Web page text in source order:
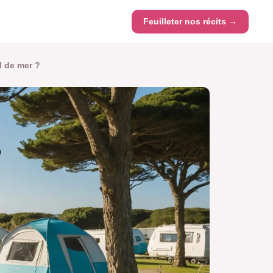
Feuilleter nos récits →
de mer ?